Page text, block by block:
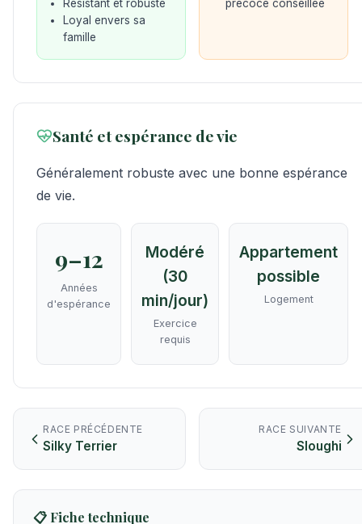
Résistant et robuste
Loyal envers sa
famille
précoce conseillée
Santé et espérance de vie
Généralement robuste avec une bonne espérance
de vie.
9–12
Années
d'espérance
Modéré
(30
min/jour)
Exercice
requis
Appartement
possible
Logement
RACE PRÉCÉDENTE
Silky Terrier
RACE SUIVANTE
Sloughi
📋 Fiche technique